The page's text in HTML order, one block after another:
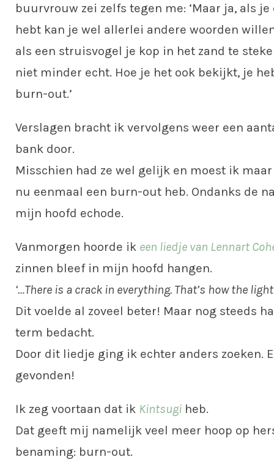
buurvrouw zei zelfs tegen me: ‘Maar ja, als
hebt kan je wel allerlei andere woorden
als een struisvogel je kop in het zand te
niet minder echt. Hoe je het ook bekijkt, je
burn-out.’
Verslagen bracht ik vervolgens weer een
bank door.
Misschien had ze wel gelijk en moest ik
nu eenmaal een burn-out heb. Ondanks de
mijn hoofd echode.
Vanmorgen hoorde ik een liedje van Lennart
zinnen bleef in mijn hoofd hangen.
‘…There is a crack in everything. That’s how the
Dit voelde al zoveel beter! Maar nog steeds
term bedacht.
Door dit liedje ging ik echter anders zoeken.
gevonden!
Ik zeg voortaan dat ik Kintsugi heb.
Dat geeft mij namelijk veel meer hoop op
benaming: burn-out.